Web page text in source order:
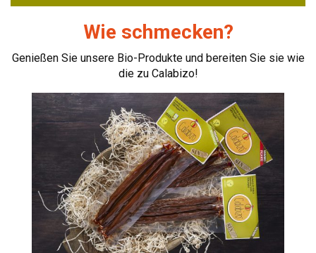
Wie schmecken?
Genießen Sie unsere Bio-Produkte und bereiten Sie sie wie
die zu Calabizo!